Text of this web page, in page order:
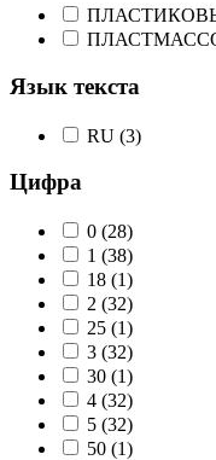
Язык текста
RU (3)
Цифра
0 (28)
1 (38)
18 (1)
2 (32)
25 (1)
3 (32)
30 (1)
4 (32)
5 (32)
50 (1)